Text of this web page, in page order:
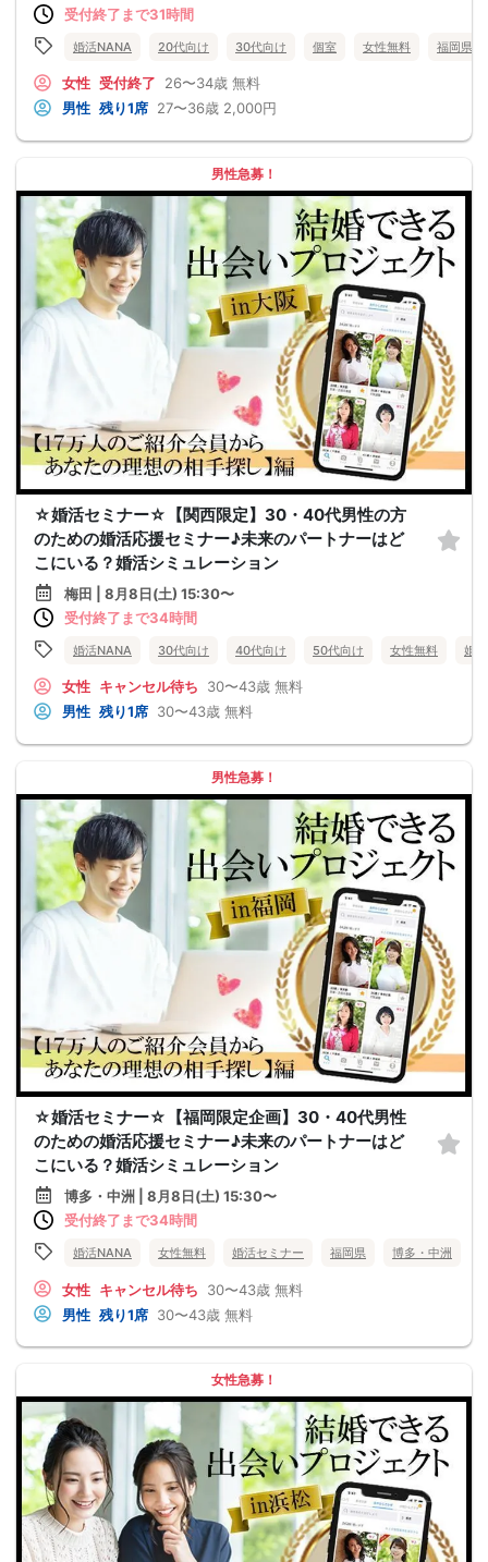
受付終了まで31時間
婚活NANA 20代向け 30代向け 個室 女性無料 福岡県
女性 受付終了 26〜34歳 無料
男性 残り1席 27〜36歳 2,000円
男性急募！
☆婚活セミナー☆【関西限定】30・40代男性の方
のための婚活応援セミナー♪未来のパートナーはど
こにいる？婚活シミュレーション
梅田 | 8月8日(土) 15:30〜
受付終了まで34時間
婚活NANA 30代向け 40代向け 50代向け 女性無料 婚
女性 キャンセル待ち 30〜43歳 無料
男性 残り1席 30〜43歳 無料
男性急募！
☆婚活セミナー☆【福岡限定企画】30・40代男性
のための婚活応援セミナー♪未来のパートナーはど
こにいる？婚活シミュレーション
博多・中洲 | 8月8日(土) 15:30〜
受付終了まで34時間
婚活NANA 女性無料 婚活セミナー 福岡県 博多・中洲
女性 キャンセル待ち 30〜43歳 無料
男性 残り1席 30〜43歳 無料
女性急募！